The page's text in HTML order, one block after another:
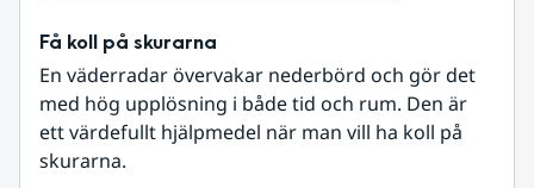
Få koll på skurarna
En väderradar övervakar nederbörd och gör det
med hög upplösning i både tid och rum. Den är
ett värdefullt hjälpmedel när man vill ha koll på
skurarna.